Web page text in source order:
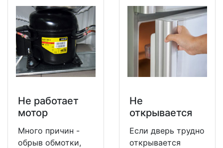
Не работает
мотор
Много причин -
обрыв обмотки,
Не
открывается
Если дверь трудно
открывается